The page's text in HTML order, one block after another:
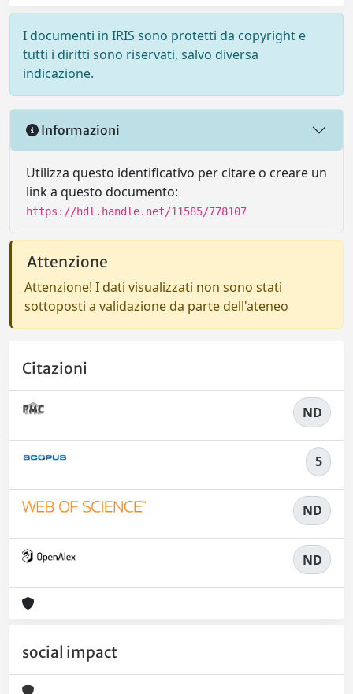
I documenti in IRIS sono protetti da copyright e
tutti i diritti sono riservati, salvo diversa
indicazione.
Informazioni
Utilizza questo identificativo per citare o creare un
link a questo documento:
https://hdl.handle.net/11585/778107
Attenzione
Attenzione! I dati visualizzati non sono stati
sottoposti a validazione da parte dell'ateneo
Citazioni
ND
5
ND
ND
social impact